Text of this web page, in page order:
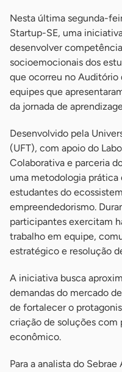
Nesta última segunda-
Startup-SE, uma
desenvolver
socioemocionais dos
que ocorreu no Auditório
equipes que
da jornada de
Desenvolvido pela
(UFT), com apoio do
Colaborativa e parceria
uma metodologia prática
estudantes do
empreendedorismo.
participantes exercitam
trabalho em equipe,
estratégico e resolução
A iniciativa busca
demandas do mercado
de fortalecer o
criação de soluções
econômico.
Para a analista do